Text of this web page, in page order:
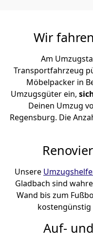
Wir
Am
Transportfahrzeug
Möbelpacker in
Umzugsgüter ein,
Deinen Umzug
Regensburg. Die
Unsere
Gladbach sind wahre
Wand bis zum
kostengünstig
Auf-